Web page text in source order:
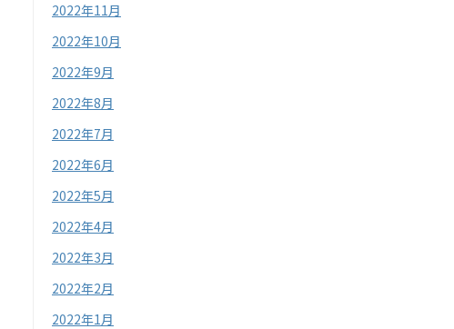
2022年11月
2022年10月
2022年9月
2022年8月
2022年7月
2022年6月
2022年5月
2022年4月
2022年3月
2022年2月
2022年1月